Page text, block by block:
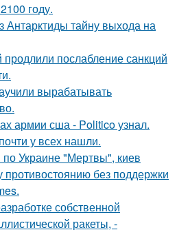
году.
Антарктиды тайну выхода на
послабление санкций
вырабатывать
армии сша - Politico узнал.
у всех нашли.
Украине "Мертвы", киев
противостоянию без поддержки
собственной
ракеты, -